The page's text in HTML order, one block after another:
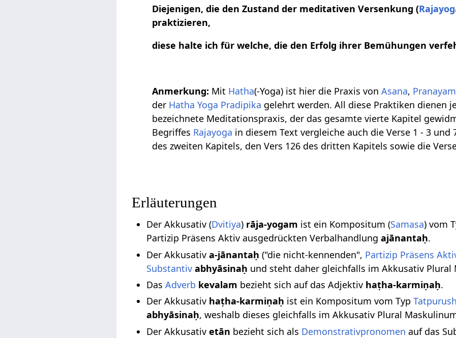
Diejenigen, die den Zustand der meditativen Versenkung (
praktizieren,
diese halte ich für welche, die den Erfolg ihrer Bemühungen
Anmerkung: Mit Hatha(-Yoga) ist hier die Praxis vonAsana,
der Hatha Yoga Pradipika gelehrt werden. All diese Praktiken dienen
bezeichnete Meditationspraxis, der das gesamte vierte Kapitel
Begriffes Rajayoga in diesem Text vergleiche auch die Verse 1 - 3
des zweiten Kapitels, den Vers 126 des dritten Kapitels sowie die
Erläuterungen
Der Akkusativ (Dvitiya) rāja-yogam ist ein Kompositum (Samasa) vom
Partizip Präsens Aktiv ausgedrückten Verbalhandlungajānantaḥ.
Der Akkusativa-jānantaḥ ("die nicht-kennenden", Partizip Präsens
Substantiv abhyāsinaḥ und steht daher gleichfalls im Akkusativ Plural
DasAdverb kevalam bezieht sich auf das Adjektiv haṭha-karmiṇaḥ.
Der Akkusativ haṭha-karmiṇaḥ ist ein Kompositum vom Typ
abhyāsinaḥ, weshalb dieses gleichfalls im Akkusativ Plural
Der Akkusativetān bezieht sich als Demonstrativpronomen auf das